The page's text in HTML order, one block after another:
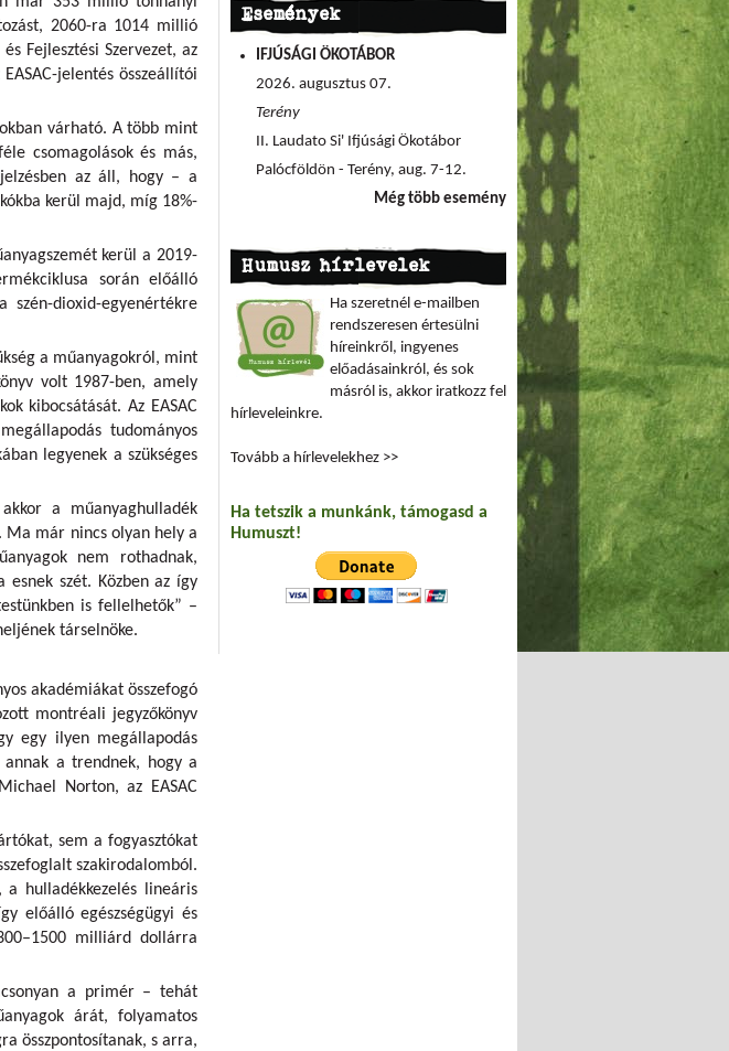
2060-ra 1014 millió
Fejlesztési Szervezet, az
jelentés összeállítói
várható. A több mint
csomagolások és más,
az áll, hogy – a
kerül majd, míg 18%-
kerül a 2019-
során előálló
szén-dioxid-egyenértékre
a műanyagokról, mint
volt 1987-ben, amely
kibocsátását. Az EASAC
tudományos
legyenek a szükséges
a műanyaghulladék
Ma már nincs olyan hely a
nem rothadnak,
esnek szét. Közben az így
is fellelhetők” –
társelnöke.
akadémiákat összefogó
montréali jegyzőkönyv
egy ilyen megállapodás
annak a trendnek, hogy a
Norton, az EASAC
sem a fogyasztókat
szakirodalomból.
a hulladékkezelés lineáris
előálló egészségügyi és
milliárd dollárra
a primér – tehát
árát, folyamatos
összpontosítanak, s arra,
Események
IFJÚSÁGI ÖKOTÁBOR
2026. augusztus 07.
Terény
II. Laudato Si' Ifjúsági Ökotábor
Palócföldön - Terény, aug. 7-12.
Még több esemény
Humusz hírlevelek
Ha szeretnél e-mailben
rendszeresen értesülni
híreinkről, ingyenes
előadásainkról, és sok
másról is, akkor iratkozz fel
hírleveleinkre.
Tovább a hírlevelekhez >>
Ha tetszik a munkánk, támogasd a
Humuszt!